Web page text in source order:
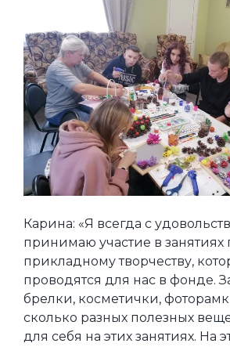
Карина: «Я всегда с
принимаю участие в занятиях
прикладному творчеству,
проводятся для нас в фонде.
брелки, косметички,
сколько разных полезных
для себя на этих занятиях. На